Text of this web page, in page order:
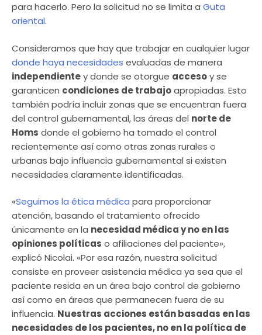
para hacerlo. Pero la solicitud no se limita a Guta
oriental.
Consideramos que hay que trabajar en cualquier lugar
donde haya necesidades evaluadas de manera
independientey donde se otorgue accesoy se
garanticen condiciones de trabajoapropiadas. Esto
también podría incluir zonas que se encuentran fuera
del control gubernamental, las áreas del norte de
Homs donde el gobierno ha tomado el control
recientemente así como otras zonas rurales o
urbanas bajo influencia gubernamental si existen
necesidades claramente identificadas.
«Seguimos la ética médica para proporcionar
atención, basando el tratamiento ofrecido
únicamente en la necesidad médica y no en las
opiniones políticas o afiliaciones del paciente»,
explicó Nicolai. «Por esa razón, nuestra solicitud
consiste en proveer asistencia médica ya sea que el
paciente resida en un área bajo control de gobierno
así como en áreas que permanecen fuera de su
influencia. Nuestras acciones están basadas en las
necesidades de los pacientes, no en la política de